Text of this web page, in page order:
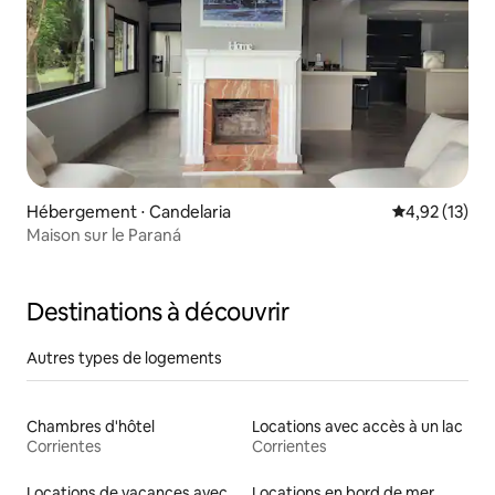
Hébergement ⋅ Candelaria Évaluation
4,92 (13)
Maison sur le Paraná
Destinations à découvrir
Autres types de logements
Chambres d'hôtel
Corrientes
Locations avec accès à un lac
Corrientes